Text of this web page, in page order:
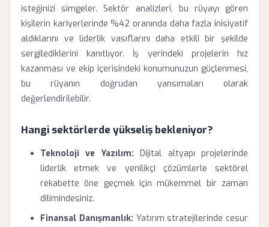
isteğinizi simgeler. Sektör analizleri, bu rüyayı gören
kişilerin kariyerlerinde %42 oranında daha fazla inisiyatif
aldıklarını ve liderlik vasıflarını daha etkili bir şekilde
sergilediklerini kanıtlıyor. İş yerindeki projelerin hız
kazanması ve ekip içerisindeki konumunuzun güçlenmesi,
bu rüyanın doğrudan yansımaları olarak
değerlendirilebilir.
Hangi sektörlerde yükseliş bekleniyor?
Teknoloji ve Yazılım: Dijital altyapı projelerinde
liderlik etmek ve yenilikçi çözümlerle sektörel
rekabette öne geçmek için mükemmel bir zaman
dilimindesiniz.
Finansal Danışmanlık: Yatırım stratejilerinde cesur